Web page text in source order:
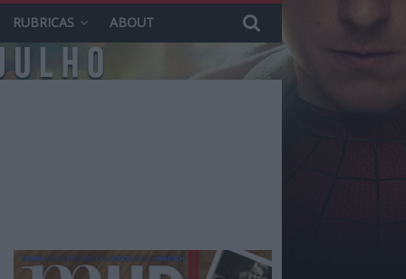
RUBRICAS ABOUT